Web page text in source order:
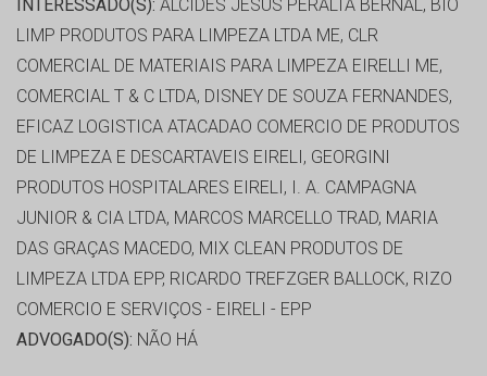
INTERESSADO(S): ALCIDES JESUS PERALTA BERNAL, BIO
LIMP PRODUTOS PARA LIMPEZA LTDA ME, CLR
COMERCIAL DE MATERIAIS PARA LIMPEZA EIRELLI ME,
COMERCIAL T & C LTDA, DISNEY DE SOUZA FERNANDES,
EFICAZ LOGISTICA ATACADAO COMERCIO DE PRODUTOS
DE LIMPEZA E DESCARTAVEIS EIRELI, GEORGINI
PRODUTOS HOSPITALARES EIRELI, I. A. CAMPAGNA
JUNIOR & CIA LTDA, MARCOS MARCELLO TRAD, MARIA
DAS GRAÇAS MACEDO, MIX CLEAN PRODUTOS DE
LIMPEZA LTDA EPP, RICARDO TREFZGER BALLOCK, RIZO
COMERCIO E SERVIÇOS - EIRELI - EPP
ADVOGADO(S): NÃO HÁ